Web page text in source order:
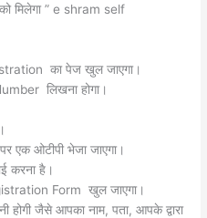
मिलेगा ” e shram self
का पेज खुल जाएगा।
लिखना होगा।
एक ओटीपी भेजा जाएगा।
करना है।
Form खुल जाएगा।
होगी जैसे आपका नाम, पता, आपके द्वारा